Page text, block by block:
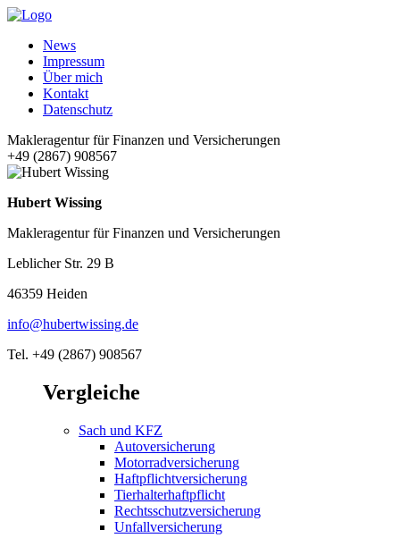
News
Impressum
Über mich
Kontakt
Datenschutz
Makleragentur für Finanzen und Versicherungen
+49 (2867) 908567
Hubert Wissing
Makleragentur für Finanzen und Versicherungen
Leblicher Str. 29 B
46359 Heiden
info@hubertwissing.de
Tel. +49 (2867) 908567
Vergleiche
Sach und KFZ
Autoversicherung
Motorradversicherung
Haftpflichtversicherung
Tierhalterhaftpflicht
Rechtsschutzversicherung
Unfallversicherung